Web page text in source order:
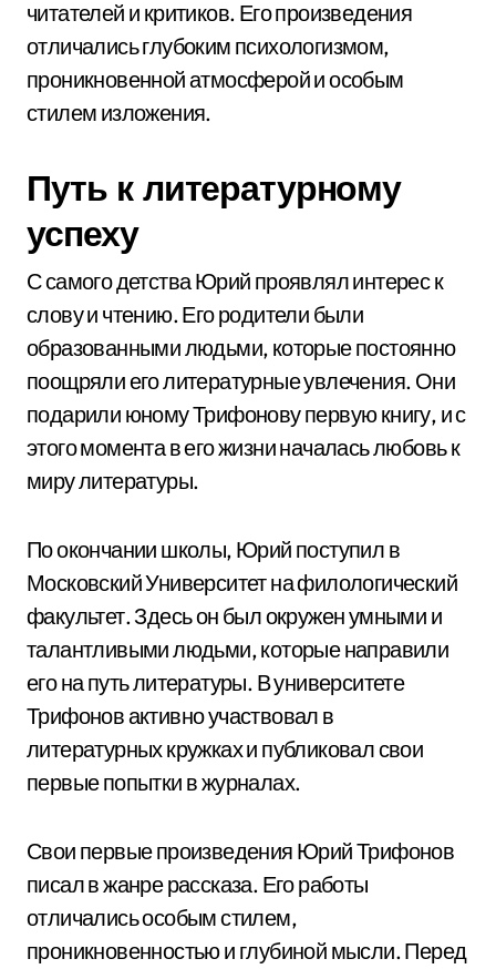
читателей и критиков. Его произведения
отличались глубоким психологизмом,
проникновенной атмосферой и особым
стилем изложения.
Путь к литературному
успеху
С самого детства Юрий проявлял интерес к
слову и чтению. Его родители были
образованными людьми, которые постоянно
поощряли его литературные увлечения. Они
подарили юному Трифонову первую книгу, и с
этого момента в его жизни началась любовь к
миру литературы.
По окончании школы, Юрий поступил в
Московский Университет на филологический
факультет. Здесь он был окружен умными и
талантливыми людьми, которые направили
его на путь литературы. В университете
Трифонов активно участвовал в
литературных кружках и публиковал свои
первые попытки в журналах.
Свои первые произведения Юрий Трифонов
писал в жанре рассказа. Его работы
отличались особым стилем,
проникновенностью и глубиной мысли. Перед